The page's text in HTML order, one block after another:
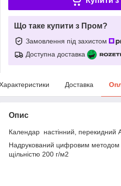
Що таке купити з Пром?
Замовлення під захистом
Доступна доставка
Доставка
Опис
Календар настінний, перекидний
Надрукований цифровим методом
щільністю 200 г/м2